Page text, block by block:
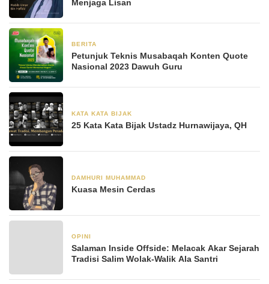
Menjaga Lisan
BERITA
Petunjuk Teknis Musabaqah Konten Quote
Nasional 2023 Dawuh Guru
KATA KATA BIJAK
25 Kata Kata Bijak Ustadz Hurnawijaya, QH
DAMHURI MUHAMMAD
Kuasa Mesin Cerdas
OPINI
Salaman Inside Offside: Melacak Akar Sejarah
Tradisi Salim Wolak-Walik Ala Santri